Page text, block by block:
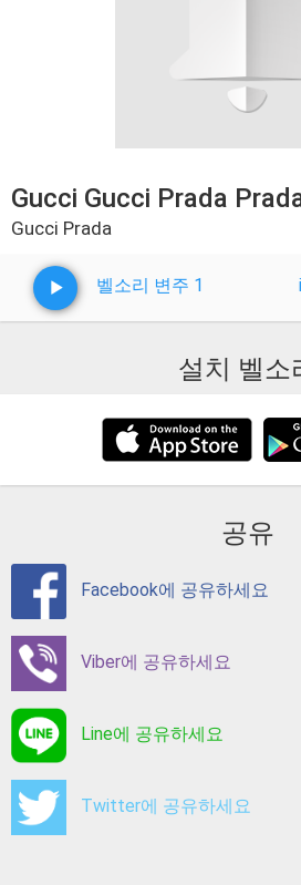
Gucci Gucci Prada
Gucci Prada
벨소리 변주 1
설치 벨소
공유
Facebook에 공유하세요
Viber에 공유하세요
Line에 공유하세요
Twitter에 공유하세요